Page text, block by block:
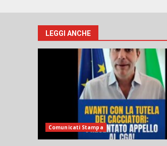
LEGGI ANCHE
Comunicati Stampa